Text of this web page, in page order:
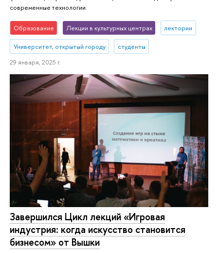
современные технологии.
Образование Лекции в культурных центрах лектории
Университет, открытый городу
студенты
29 января, 2025 г.
Завершился Цикл лекций «Игровая
индустрия: когда искусство становится
бизнесом» от Вышки